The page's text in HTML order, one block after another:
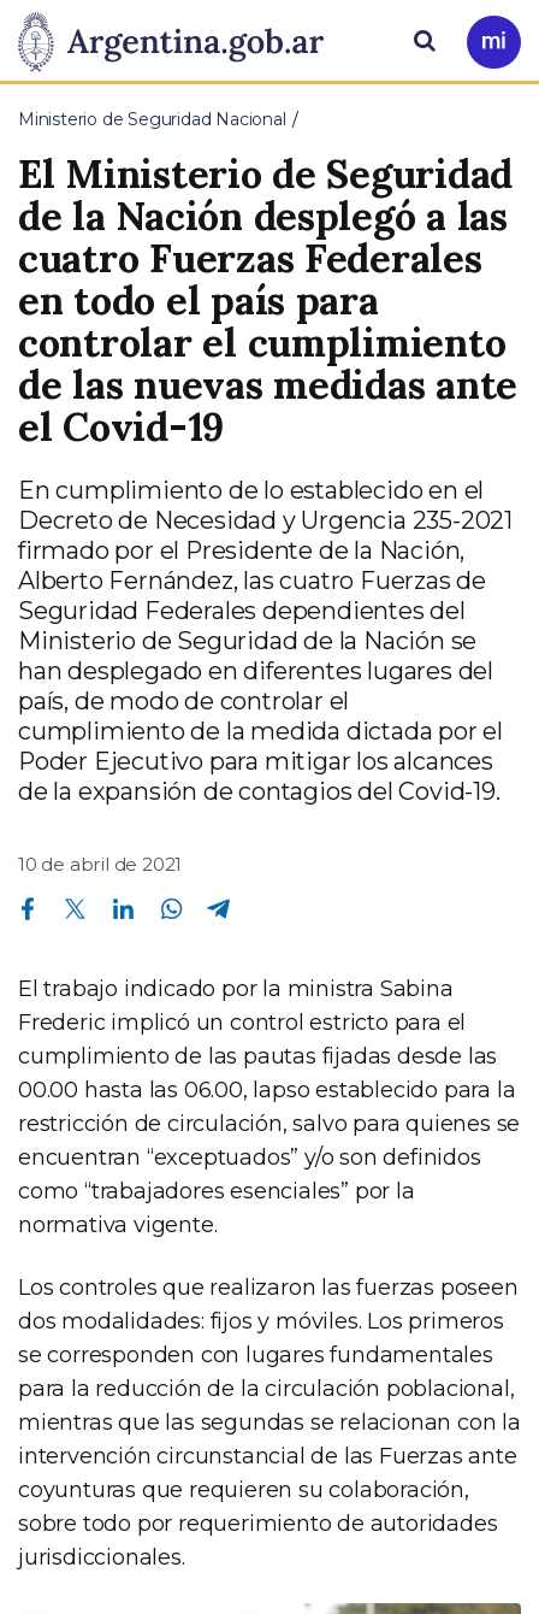
Presidencia
de
la
Nación
Pasar al contenido principal
Ir
a
Buscar
Ministerio de Seguridad Nacional
El Ministerio de Seguridad
de la Nación desplegó a las
cuatro Fuerzas Federales
en todo el país para
controlar el cumplimiento
de las nuevas medidas ante
el Covid-19
En cumplimiento de lo establecido en el
Decreto de Necesidad y Urgencia 235-2021
firmado por el Presidente de la Nación,
Alberto Fernández, las cuatro Fuerzas de
Seguridad Federales dependientes del
Ministerio de Seguridad de la Nación se
han desplegado en diferentes lugares del
país, de modo de controlar el
cumplimiento de la medida dictada por el
Poder Ejecutivo para mitigar los alcances
de la expansión de contagios del Covid-19.
10 de abril de 2021
Compartir en Facebook Compartir en Twitter Compartir en Linkedin Compartir en Whatsapp
El trabajo indicado por la ministra Sabina
Frederic implicó un control estricto para el
cumplimiento de las pautas fijadas desde las
00.00 hasta las 06.00, lapso establecido para la
restricción de circulación, salvo para quienes se
encuentran “exceptuados” y/o son definidos
como “trabajadores esenciales” por la
normativa vigente.
Los controles que realizaron las fuerzas poseen
dos modalidades: fijos y móviles. Los primeros
se corresponden con lugares fundamentales
para la reducción de la circulación poblacional,
mientras que las segundas se relacionan con la
intervención circunstancial de las Fuerzas ante
coyunturas que requieren su colaboración,
sobre todo por requerimiento de autoridades
jurisdiccionales.